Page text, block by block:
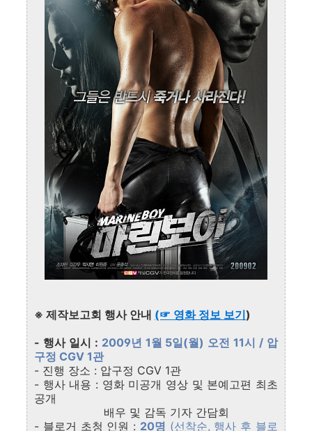
※ 제작보고회 행사 안내 (☞ 영화 정보 보기)
- 행사 일시 : 2009년 1월 5일(월) 오전 11시 / 압
구정 CGV 1관
- 진행 장소 : 압구정 CGV 1관
- 행사 내용 : 영화 미공개 영상 및 본예고편 최초
공개
배우 및 감독 기자 간담회
- 블로거 초청 인원 : 20명 (선착순, 행사 후 블로